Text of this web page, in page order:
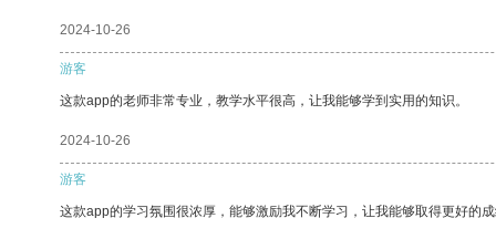
2024-10-26
游客
这款app的老师非常专业，教学水平很高，让我能够学到实用的知识。
2024-10-26
游客
这款app的学习氛围很浓厚，能够激励我不断学习，让我能够取得更好的